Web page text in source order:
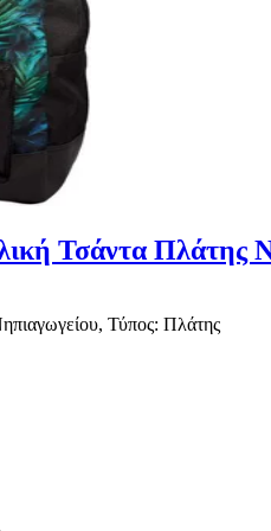
Τσάντα Πλάτης
Τύπος: Πλάτης